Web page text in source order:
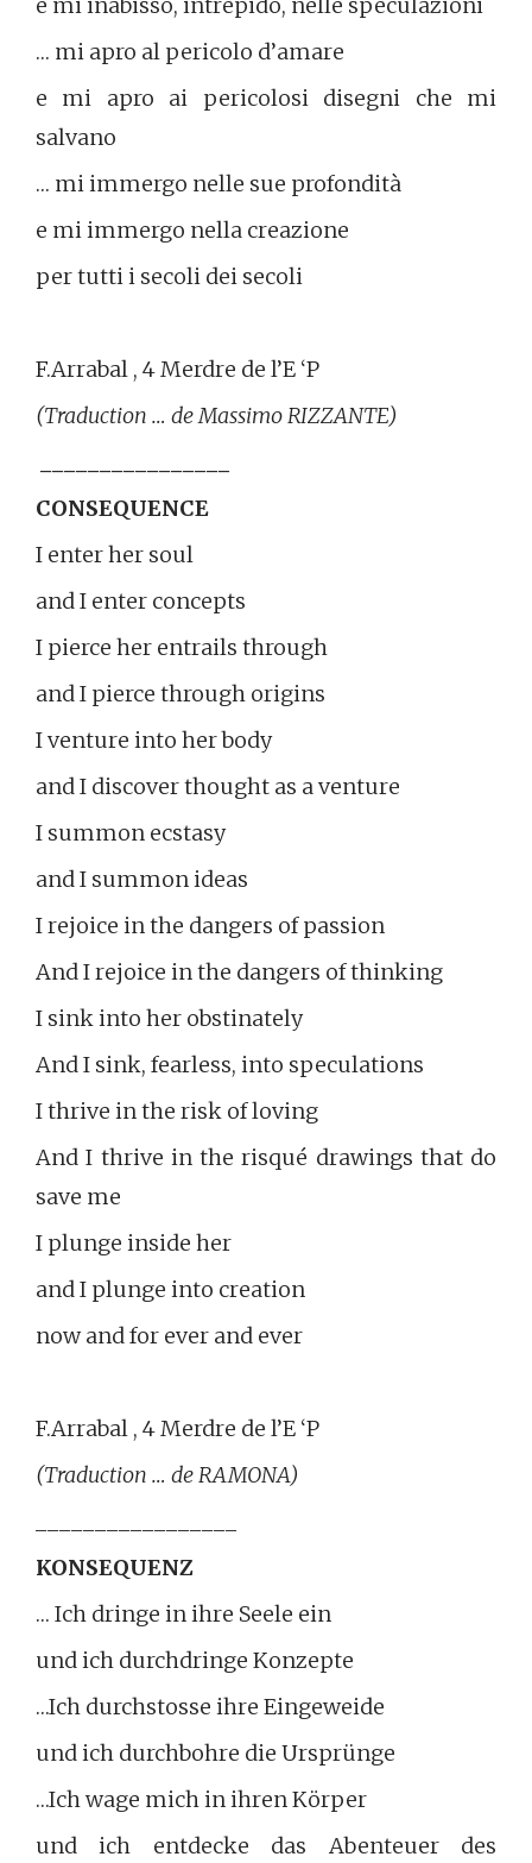
… mi apro al pericolo d’amare
e mi apro ai pericolosi disegni che mi
salvano
… mi immergo nelle sue profondità
e mi immergo nella creazione
per tutti i secoli dei secoli
F.Arrabal , 4 Merdre de l’E ‘P
(Traduction … de Massimo RIZZANTE)
CONSEQUENCE
I enter her soul
and I enter concepts
I pierce her entrails through
and I pierce through origins
I venture into her body
and I discover thought as a venture
I summon ecstasy
and I summon ideas
I rejoice in the dangers of passion
And I rejoice in the dangers of thinking
I sink into her obstinately
And I sink, fearless, into speculations
I thrive in the risk of loving
And I thrive in the risqué drawings that do
save me
I plunge inside her
and I plunge into creation
now and for ever and ever
F.Arrabal , 4 Merdre de l’E ‘P
(Traduction … de RAMONA)
KONSEQUENZ
… Ich dringe in ihre Seele ein
und ich durchdringe Konzepte
…Ich durchstosse ihre Eingeweide
und ich durchbohre die Ursprünge
…Ich wage mich in ihren Körper
und ich entdecke das Abenteuer des